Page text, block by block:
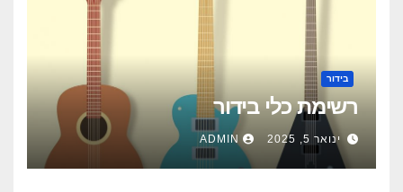
בידור
רשימת כלי בידור
ינואר 5, 2025 ADMIN